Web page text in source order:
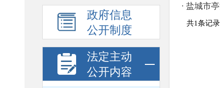
政府信息
公开制度
法定主动
公开内容